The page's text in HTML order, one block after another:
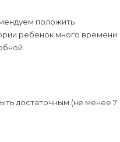
положить
ребенок много времени
достаточным (не менее 7